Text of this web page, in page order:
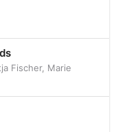
Fischer, Marie